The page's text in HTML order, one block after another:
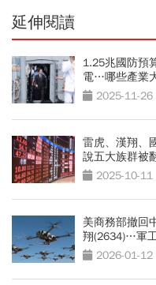
延伸閱讀
1.25兆國防預
電…哪些產業
2025-11-26
雷虎、漢翔、
說五大族群被
2025-10-11
美商務部撤回
翔(2634)…軍
2026-01-12